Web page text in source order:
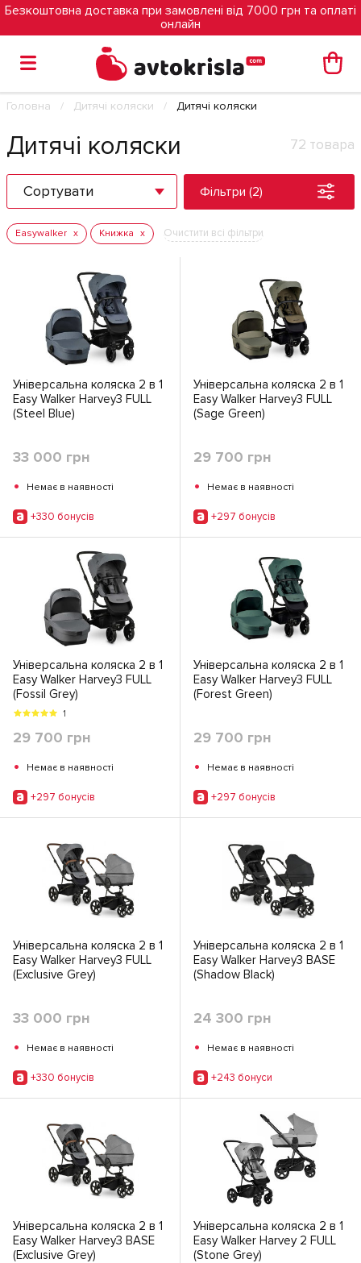
Безкоштовна доставка при замовлені від 7000 грн та оплаті
онлайн
Головна Дитячі коляски Дитячі коляски
Дитячі коляски 72 товара
Сортувати Фільтри (2)
Easywalker Книжка Очистити всі фільтри
Універсальна коляска 2 в 1
Easy Walker Harvey3 FULL
(Steel Blue)
33 000 грн
• Немає в наявності
+330 бонусiв
Універсальна коляска 2 в 1
Easy Walker Harvey3 FULL
(Sage Green)
29 700 грн
• Немає в наявності
+297 бонусiв
Універсальна коляска 2 в 1
Easy Walker Harvey3 FULL
(Fossil Grey)
1
29 700 грн
• Немає в наявності
+297 бонусiв
Універсальна коляска 2 в 1
Easy Walker Harvey3 FULL
(Forest Green)
29 700 грн
• Немає в наявності
+297 бонусiв
Універсальна коляска 2 в 1
Easy Walker Harvey3 FULL
(Exclusive Grey)
33 000 грн
• Немає в наявності
+330 бонусiв
Універсальна коляска 2 в 1
Easy Walker Harvey3 BASE
(Shadow Black)
24 300 грн
• Немає в наявності
+243 бонуси
Універсальна коляска 2 в 1
Easy Walker Harvey3 BASE
(Exclusive Grey)
Універсальна коляска 2 в 1
Easy Walker Harvey 2 FULL
(Stone Grey)